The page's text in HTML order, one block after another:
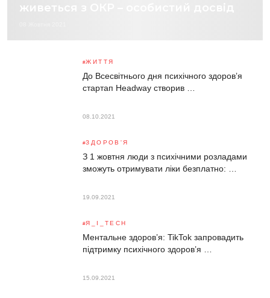
живеться з ОКР – особистий досвід
ЖИТТЯ
До Всесвітнього дня психічного здоров’я
стартап Headway створив …
08.10.2021
ЗДОРОВ'Я
З 1 жовтня люди з психічними розладами
зможуть отримувати ліки безплатно: …
19.09.2021
Я_І_TECH
Ментальне здоров’я: TikTok запровадить
підтримку психічного здоров’я …
15.09.2021